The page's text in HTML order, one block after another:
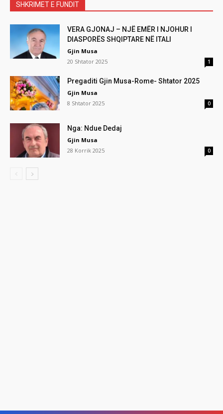
SHKRIMET E FUNDIT
VERA GJONAJ – NJË EMËR I NJOHUR I
DIASPORËS SHQIPTARE NË ITALI
Gjin Musa
20 Shtator 2025
1
Pregaditi Gjin Musa-Rome- Shtator 2025
Gjin Musa
8 Shtator 2025
0
Nga: Ndue Dedaj
Gjin Musa
28 Korrik 2025
0